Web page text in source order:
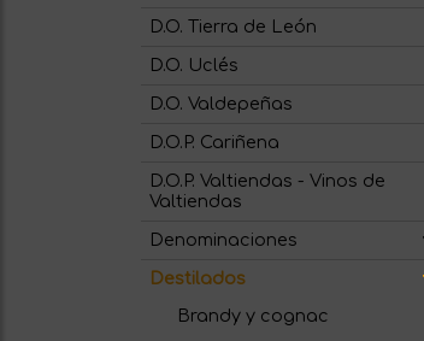
D.O. Tierra de León
D.O. Uclés
D.O. Valdepeñas
D.O.P. Cariñena
D.O.P. Valtiendas - Vinos de
Valtiendas
Denominaciones
Destilados
Brandy y cognac